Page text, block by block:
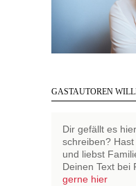
GASTAUTOREN
Dir gefällt es
schreiben?
und liebst
Deinen Text bei
gerne hier